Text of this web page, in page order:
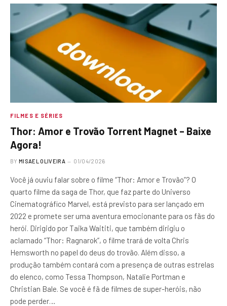
FILMES E SÉRIES
Thor: Amor e Trovão Torrent Magnet – Baixe
Agora!
BY MISAEL OLIVEIRA 01/04/2026
Você já ouviu falar sobre o filme “Thor: Amor e Trovão”? O
quarto filme da saga de Thor, que faz parte do Universo
Cinematográfico Marvel, está previsto para ser lançado em
2022 e promete ser uma aventura emocionante para os fãs do
herói. Dirigido por Taika Waititi, que também dirigiu o
aclamado “Thor: Ragnarok”, o filme trará de volta Chris
Hemsworth no papel do deus do trovão. Além disso, a
produção também contará com a presença de outras estrelas
do elenco, como Tessa Thompson, Natalie Portman e
Christian Bale. Se você é fã de filmes de super-heróis, não
pode perder…